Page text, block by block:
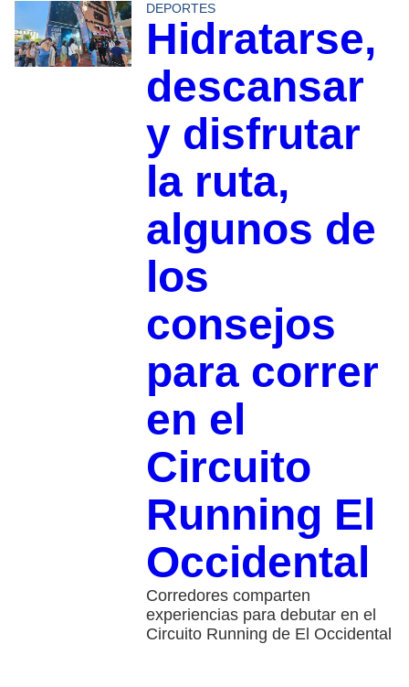
DEPORTES
Hidratarse,
descansar
y disfrutar
la ruta,
algunos de
los
consejos
para correr
en el
Circuito
Running El
Occidental
Corredores comparten
experiencias para debutar en el
Circuito Running de El Occidental